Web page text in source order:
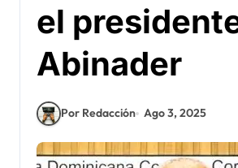
el
Abinader
Por Redacción Ago 3, 2025